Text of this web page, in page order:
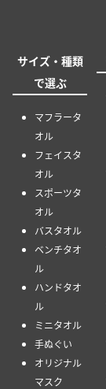
サイズ・種類
で選ぶ
マフラータ
オル
フェイスタ
オル
スポーツタ
オル
バスタオル
ベンチタオ
ル
ハンドタオ
ル
ミニタオル
手ぬぐい
オリジナル
マスク